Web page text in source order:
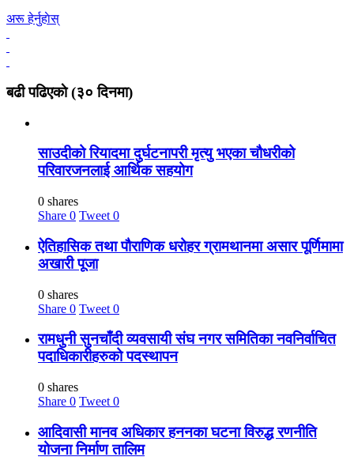
अरू हेर्नुहाेस्
बढी पढिएकाे (३० दिनमा)
साउदीको रियादमा दुर्घटनापरी मृत्यु भएका चौधरीको
परिवारजनलाई आर्थिक सहयोग
0 shares
Share 0 Tweet 0
ऐतिहासिक तथा पौराणिक धरोहर ग्रामथानमा असार पूर्णिमामा
अखारी पूजा
0 shares
Share 0 Tweet 0
रामधुनी सुनचाँदी व्यवसायी संघ नगर समितिका नवनिर्वाचित
पदाधिकारीहरुको पदस्थापन
0 shares
Share 0 Tweet 0
आदिवासी मानव अधिकार हननका घटना विरुद्ध रणनीति
योजना निर्माण तालिम